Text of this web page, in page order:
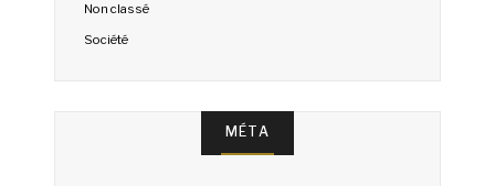
Non classé
Société
MÉTA